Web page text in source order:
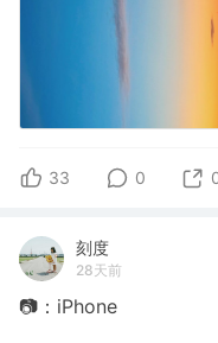
33 0
刻度
28天前
📷：iPhone